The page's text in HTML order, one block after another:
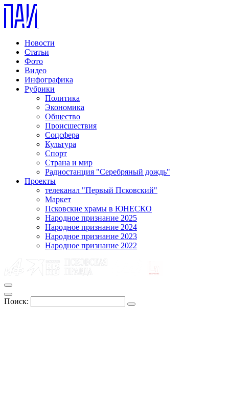
Новости
Статьи
Фото
Видео
Инфографика
Рубрики
Политика
Экономика
Общество
Происшествия
Соцсфера
Культура
Спорт
Страна и мир
Радиостанция "Серебряный дождь"
Проекты
телеканал "Первый Псковский"
Маркет
Псковские храмы в ЮНЕСКО
Народное признание 2025
Народное признание 2024
Народное признание 2023
Народное признание 2022
Поиск: